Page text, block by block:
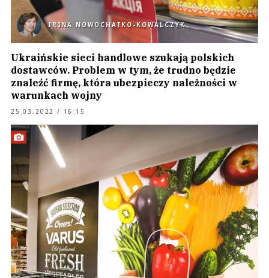
IRINA NOWOCHATKO-KOWALCZYK
Ukraińskie sieci handlowe szukają polskich
dostawców. Problem w tym, że trudno będzie
znaleźć firmę, która ubezpieczy należności w
warunkach wojny
25.03.2022 / 16:15